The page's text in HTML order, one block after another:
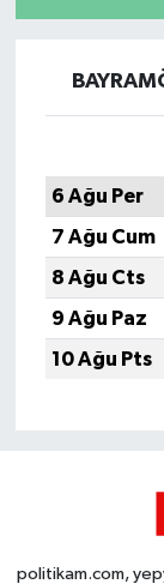
6 Ağu Per
7 Ağu Cum
8 Ağu Cts
9 Ağu Paz
10 Ağu Pts
politikam.com,
MAGAZİN
Manyas
OLAY